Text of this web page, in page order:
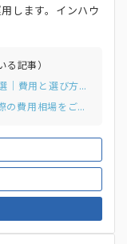
します。インハウ
記事）
・Google広告運用代行おすすめ代理店15選｜費用と選び方まで解説
・BtoB広告代理店10選比較！選び方と実際の費用相場をご紹介。